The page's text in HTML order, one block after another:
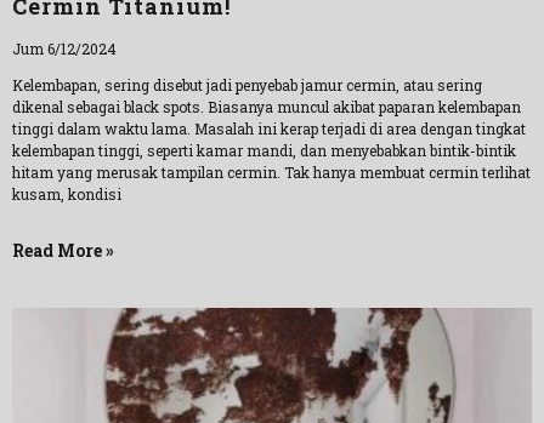
Cermin Titanium!
Jum 6/12/2024
Kelembapan, sering disebut jadi penyebab jamur cermin, atau sering
dikenal sebagai black spots. Biasanya muncul akibat paparan kelembapan
tinggi dalam waktu lama. Masalah ini kerap terjadi di area dengan tingkat
kelembapan tinggi, seperti kamar mandi, dan menyebabkan bintik-bintik
hitam yang merusak tampilan cermin. Tak hanya membuat cermin terlihat
kusam, kondisi
Read More »